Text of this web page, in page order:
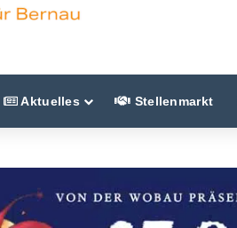
Aktuelles Stellenmarkt